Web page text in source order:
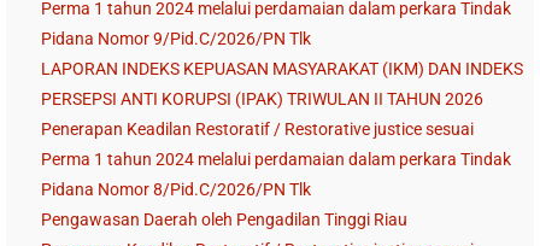
Perma 1 tahun 2024 melalui perdamaian dalam perkara Tindak
Pidana Nomor 9/Pid.C/2026/PN Tlk
LAPORAN INDEKS KEPUASAN MASYARAKAT (IKM) DAN INDEKS
PERSEPSI ANTI KORUPSI (IPAK) TRIWULAN II TAHUN 2026
Penerapan Keadilan Restoratif / Restorative justice sesuai
Perma 1 tahun 2024 melalui perdamaian dalam perkara Tindak
Pidana Nomor 8/Pid.C/2026/PN Tlk
Pengawasan Daerah oleh Pengadilan Tinggi Riau